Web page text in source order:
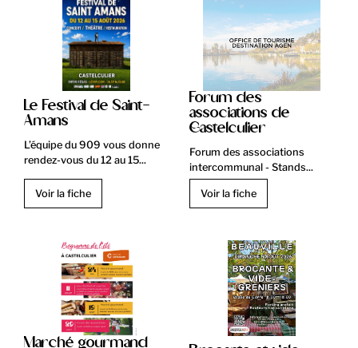
Le Festival de Saint-
Amans
L’équipe du 909 vous donne
rendez-vous du 12 au 15...
Voir la fiche
Forum des
associations de
Castelculier
Forum des associations
intercommunal - Stands...
Voir la fiche
Marché gourmand